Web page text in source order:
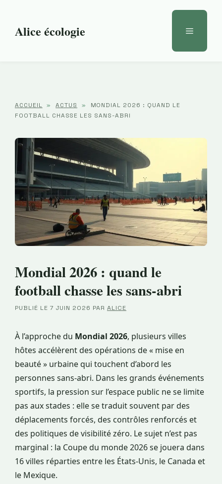
contenuAlice écologie Menu
ACCUEIL » ACTUS »
MONDIAL 2026 : QUAND LE
FOOTBALL CHASSE LES SANS-ABRI
Mondial 2026 : quand le
football chasse les sans-abri
PUBLIÉ LE 7 JUIN 2026 PAR ALICE
À l’approche du Mondial 2026, plusieurs villes
hôtes accélèrent des opérations de « mise en
beauté » urbaine qui touchent d’abord les
personnes sans-abri. Dans les grands événements
sportifs, la pression sur l’espace public ne se limite
pas aux stades : elle se traduit souvent par des
déplacements forcés, des contrôles renforcés et
des politiques de visibilité zéro. Le sujet n’est pas
marginal : la Coupe du monde 2026 se jouera dans
16 villes réparties entre les États-Unis, le Canada et
le Mexique.